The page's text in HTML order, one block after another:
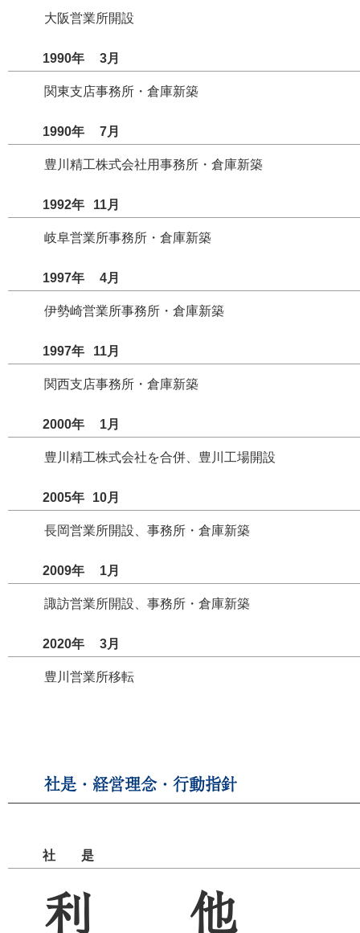
大阪営業所開設
1990年 3月
関東支店事務所・倉庫新築
1990年 7月
豊川精工株式会社用事務所・倉庫新築
1992年 11月
岐阜営業所事務所・倉庫新築
1997年 4月
伊勢崎営業所事務所・倉庫新築
1997年 11月
関西支店事務所・倉庫新築
2000年 1月
豊川精工株式会社を合併、豊川工場開設
2005年 10月
長岡営業所開設、事務所・倉庫新築
2009年 1月
諏訪営業所開設、事務所・倉庫新築
2020年 3月
豊川営業所移転
社是・経営理念・行動指針
社是
利他